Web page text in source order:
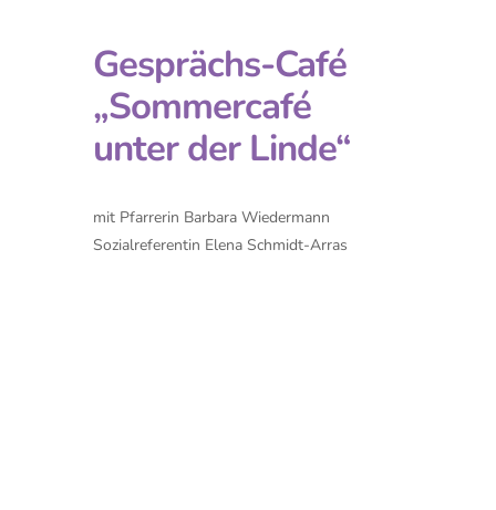
Gesprächs-Café
„Sommercafé
unter der Linde“
mit Pfarrerin Barbara Wiedermann
Sozialreferentin Elena Schmidt-Arras